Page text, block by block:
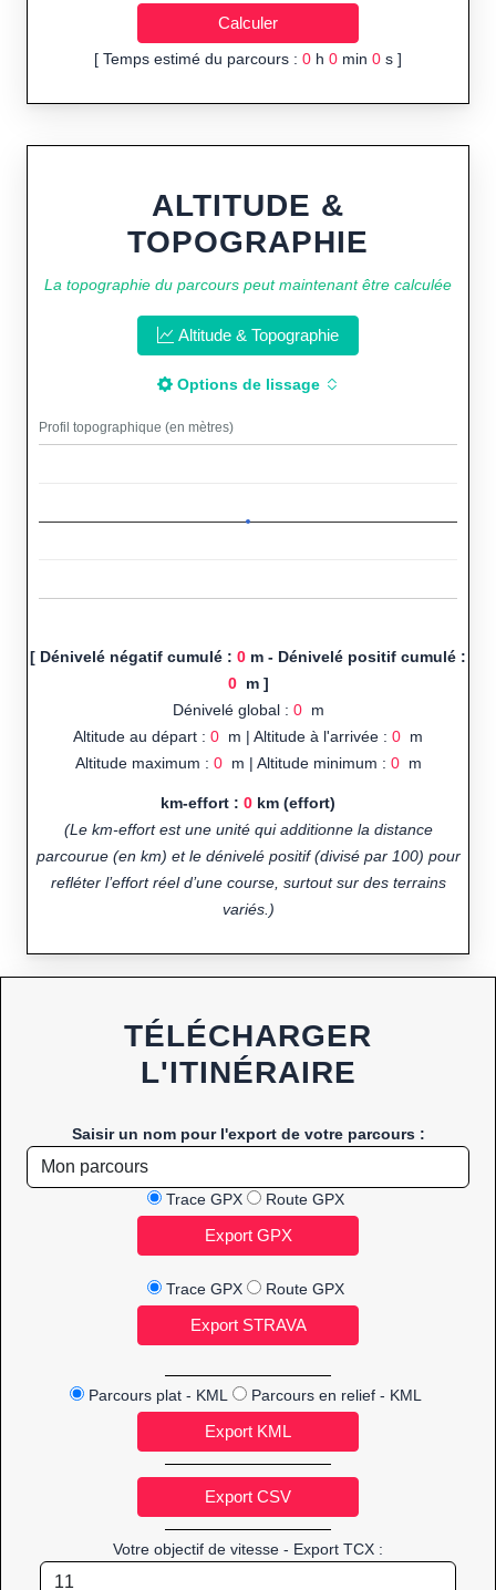
[ Temps estimé du parcours : 0 h 0 min 0 s ]
ALTITUDE &
TOPOGRAPHIE
La topographie du parcours peut maintenant être calculée
Altitude & Topographie
Options de lissage
Profil topographique (en mètres)
[ Dénivelé négatif cumulé : 0 m - Dénivelé positif cumulé :
0m ]
Dénivelé global : 0m
Altitude au départ : 0 m | Altitude à l'arrivée : 0 m
Altitude maximum : 0m | Altitude minimum : 0m
km-effort : 0 km (effort)
(Le km-effort est une unité qui additionne la distance
parcourue (en km) et le dénivelé positif (divisé par 100) pour
refléter l’effort réel d’une course, surtout sur des terrains
variés.)
TÉLÉCHARGER
L'ITINÉRAIRE
Saisir un nom pour l'export de votre parcours :
Trace GPX Route GPX
Trace GPX Route GPX
Parcours plat - KML Parcours en relief - KML
Votre objectif de vitesse - Export TCX :